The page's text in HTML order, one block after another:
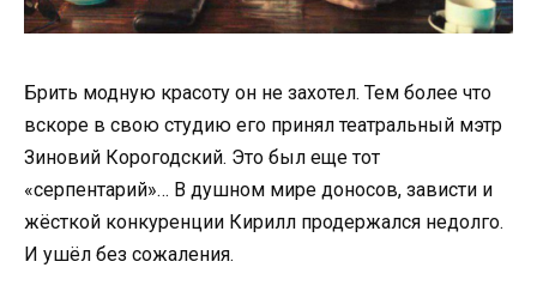
Брить модную красоту он не захотел. Тем более что
вскоре в свою студию его принял театральный мэтр
Зиновий Корогодский. Это был еще тот
«серпентарий»… В душном мире доносов, зависти и
жёсткой конкуренции Кирилл продержался недолго.
И ушёл без сожаления.